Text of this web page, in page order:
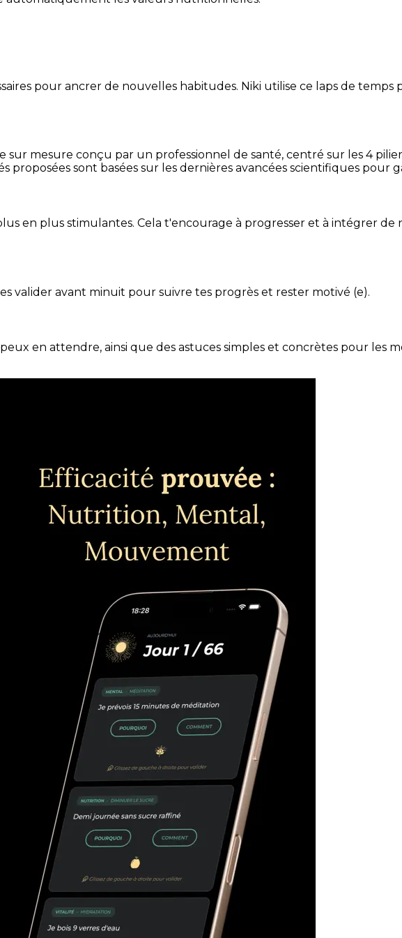
pour ancrer de nouvelles habitudes. Niki utilise ce laps de temps
mesure conçu par un professionnel de santé, centré sur les 4
sont basées sur les dernières avancées scientifiques pour
en plus stimulantes. Cela t'encourage à progresser et à intégrer de
valider avant minuit pour suivre tes progrès et rester motivé (e).
en attendre, ainsi que des astuces simples et concrètes pour les